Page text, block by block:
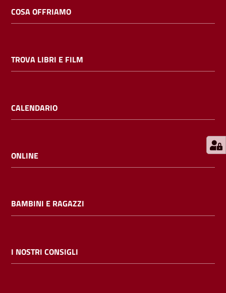
ragazzi
i
l
Cerca nei
cataloghi
Chiedi al
COSA OFFRIAMO
TROVA LIBRI E FILM
CALENDARIO
ONLINE
BAMBINI E RAGAZZI
I NOSTRI CONSIGLI